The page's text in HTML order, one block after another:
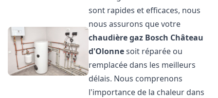
sont rapides et efficaces, nous
nous assurons que votre
chaudière gaz Bosch Château
d'Olonnesoit réparée ou
remplacée dans les meilleurs
délais. Nous comprenons
l'importance de la chaleur dans